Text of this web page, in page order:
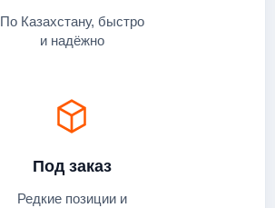
Под заказ
Редкие позиции и
По Казахстану, быстро
и надёжно